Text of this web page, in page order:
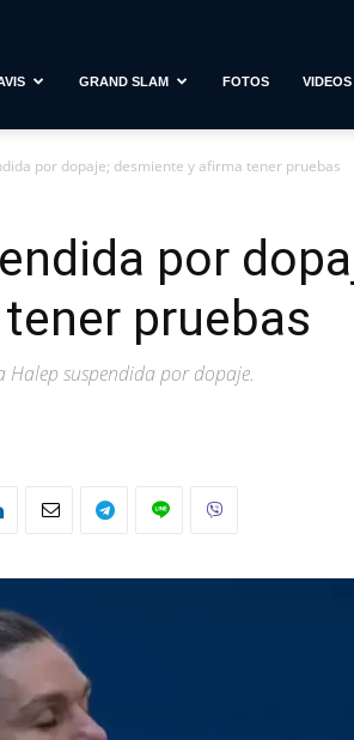
GRAND SLAM FOTOS VIDEOS
por dopaje; desmiente y afirma tener pruebas
por
pruebas
Halep suspendida por dopaje.